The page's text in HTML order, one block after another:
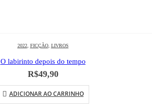
2022, FICÇÃO, LIVROS
O labirinto depois do tempo
R$49,90
ADICIONAR AO CARRINHO